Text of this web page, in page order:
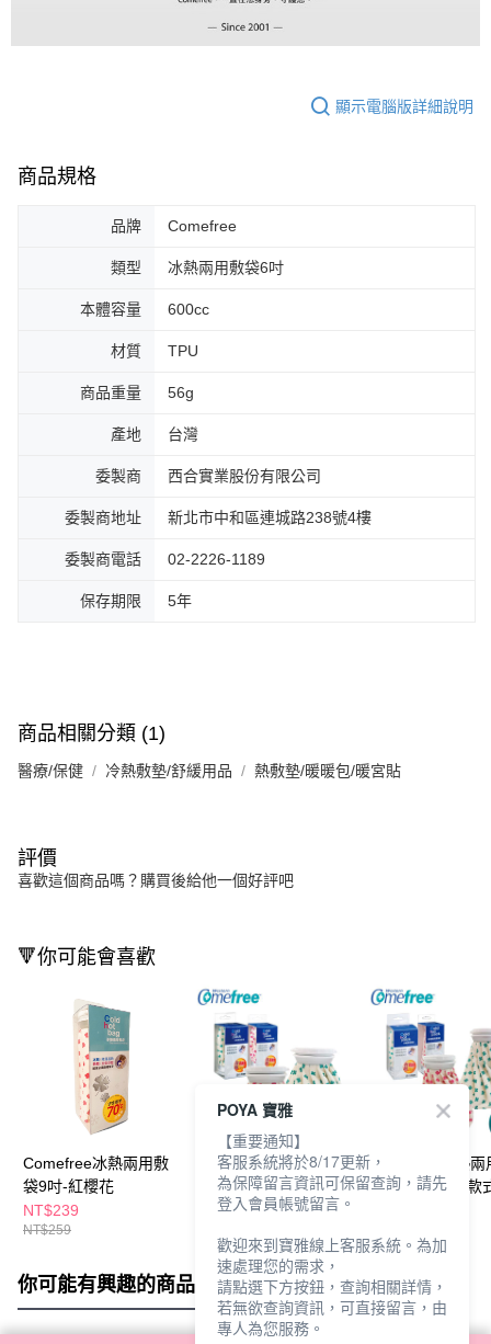
顯示電腦版詳細說明
商品規格
品牌 Comefree
類型 冰熱兩用敷袋6吋
本體容量 600cc
材質 TPU
商品重量 56g
產地 台灣
委製商 西合實業股份有限公司
委製商地址 新北市中和區連城路238號4樓
委製商電話 02-2226-1189
保存期限 5年
商品相關分類 (1)
醫療/保健 冷熱敷墊/舒緩用品 熱敷墊/暖暖包/暖宮貼
評價
喜歡這個商品嗎？購買後給他一個好評吧
🔻你可能會喜歡
Comefree冰熱兩用敷
袋9吋-紅櫻花
NT$239
NT$259
Comefree冰熱兩用敷
袋6吋-幸運草(款式隨
機出貨)
NT$199
Comefree冰熱兩
袋9吋-幸運草(款
你可能有興趣的商品 全站排行
POYA 寶雅
【重要通知】
客服系統將於8/17更新，
為保障留言資訊可保留查詢，請先
登入會員帳號留言。
歡迎來到寶雅線上客服系統。為加
速處理您的需求，
請點選下方按鈕，查詢相關詳情，
若無欲查詢資訊，可直接留言，由
專人為您服務。